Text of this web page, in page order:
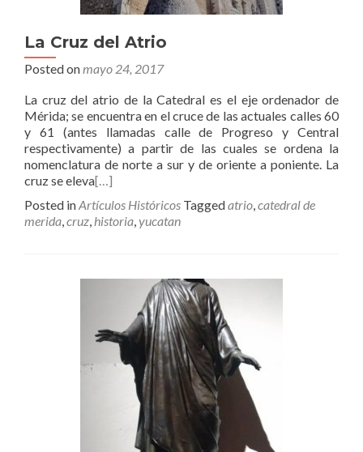
La Cruz del Atrio
Posted onmayo 24, 2017
La cruz del atrio de la Catedral es el eje ordenador de
Mérida; se encuentra en el cruce de las actuales calles 60
y 61 (antes llamadas calle de Progreso y Central
respectivamente) a partir de las cuales se ordena la
nomenclatura de norte a sur y de oriente a poniente. La
cruz se eleva[…]
Posted inArtículos Históricos Taggedatrio,catedral de
merida,cruz, historia,yucatan